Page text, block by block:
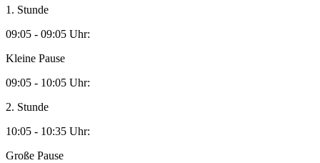
1. Stunde
09:05 - 09:05 Uhr:
Kleine Pause
09:05 - 10:05 Uhr:
2. Stunde
10:05 - 10:35 Uhr:
Große Pause